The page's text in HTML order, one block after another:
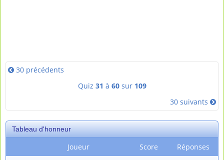
30 précédents
Quiz 31 à 60sur 109
30 suivants
Tableau d'honneur
Joueur Score
Réponses